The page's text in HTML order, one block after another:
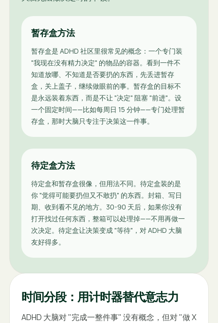
暂存盒方法
暂存盒是 ADHD 社区里很常见的概念：一个专门装
"我现在没有精力决定" 的物品的容器。看到一件不
知道放哪、不知道是否要扔的东西，先丢进暂存
盒，关上盖子，继续做眼前的事。暂存盒的目标不
是永远装着东西，而是不让 "决定" 阻塞 "前进"。设
一个固定时间——比如每周日 15 分钟——专门处理暂
存盒，那时大脑只专注于决策这一件事。
待定盒方法
待定盒和暂存盒很像，但用法不同。待定盒装的是
你 "觉得可能要扔但又不敢扔" 的东西。封箱、写日
期、收到看不见的地方。30-90 天后，如果你没有
打开找过任何东西，整箱可以处理掉——不用再做一
次决定。待定盒让决策变成 "等待"，对 ADHD 大脑
友好得多。
时间分段：用计时器替代意志力
ADHD 大脑对 "完成一整件事" 没有概念，但对 "做 X